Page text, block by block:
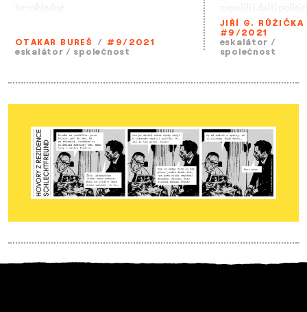
bezohledně
OTAKAR BUREŠ / #9/2021
eskalátor / společnost
zapojili i další
JIŘÍ G. RŮŽIČKA
#9/2021
eskalátor /
společnost